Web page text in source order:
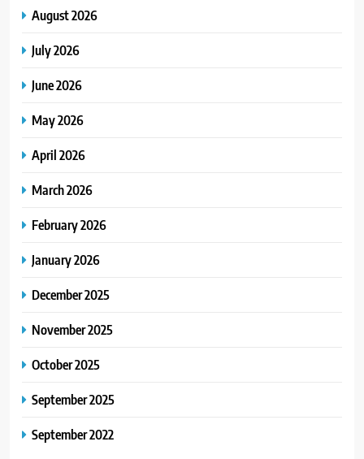
August 2026
July 2026
June 2026
May 2026
April 2026
March 2026
February 2026
January 2026
December 2025
November 2025
October 2025
September 2025
September 2022